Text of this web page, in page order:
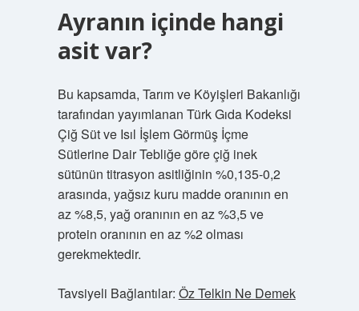
Ayranın içinde hangi
asit var?
Bu kapsamda, Tarım ve Köyişleri Bakanlığı
tarafından yayımlanan Türk Gıda Kodeksi
Çiğ Süt ve Isıl İşlem Görmüş İçme
Sütlerine Dair Tebliğe göre çiğ inek
sütünün titrasyon asitliğinin %0,135-0,2
arasında, yağsız kuru madde oranının en
az %8,5, yağ oranının en az %3,5 ve
protein oranının en az %2 olması
gerekmektedir.
Tavsiyeli Bağlantılar: Öz Telkin Ne Demek